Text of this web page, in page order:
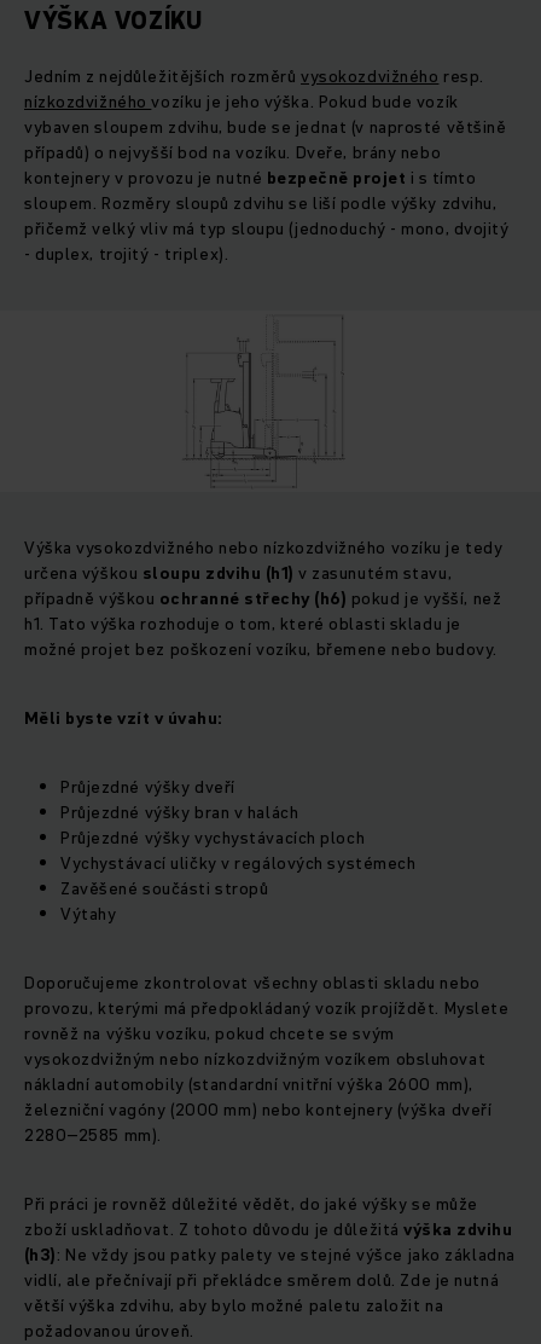
VÝŠKA VOZÍKU
Jedním z nejdůležitějších rozměrůvysokozdvižného resp.
nízkozdvižnéhovozíku je jeho výška. Pokud bude vozík
vybaven sloupem zdvihu, bude se jednat (v naprosté většině
případů) o nejvyšší bod na vozíku. Dveře, brány nebo
kontejnery v provozu je nutné bezpečně projet i s tímto
sloupem. Rozměry sloupů zdvihu se liší podle výšky zdvihu,
přičemž velký vliv má typ sloupu (jednoduchý - mono, dvojitý
- duplex, trojitý - triplex).
Výška vysokozdvižného nebo nízkozdvižného vozíku je tedy
určena výškou sloupu zdvihu (h1) v zasunutém stavu,
případně výškou ochranné střechy (h6) pokud je vyšší, než
h1. Tato výška rozhoduje o tom, které oblasti skladu je
možné projet bez poškození vozíku, břemene nebo budovy.
Měli byste vzít v úvahu:
Průjezdné výšky dveří
Průjezdné výšky bran v halách
Průjezdné výšky vychystávacích ploch
Vychystávací uličky v regálových systémech
Zavěšené součásti stropů
Výtahy
Doporučujeme zkontrolovat všechny oblasti skladu nebo
provozu, kterými má předpokládaný vozík projíždět. Myslete
rovněž na výšku vozíku, pokud chcete se svým
vysokozdvižným nebo nízkozdvižným vozíkem obsluhovat
nákladní automobily (standardní vnitřní výška 2600 mm),
železniční vagóny (2000 mm) nebo kontejnery (výška dveří
2280–2585 mm).
Při práci je rovněž důležité vědět, do jaké výšky se může
zboží uskladňovat. Z tohoto důvodu je důležitávýška zdvihu
(h3): Ne vždy jsou patky palety ve stejné výšce jako základna
vidlí, ale přečnívají při překládce směrem dolů. Zde je nutná
větší výška zdvihu, aby bylo možné paletu založit na
požadovanou úroveň.